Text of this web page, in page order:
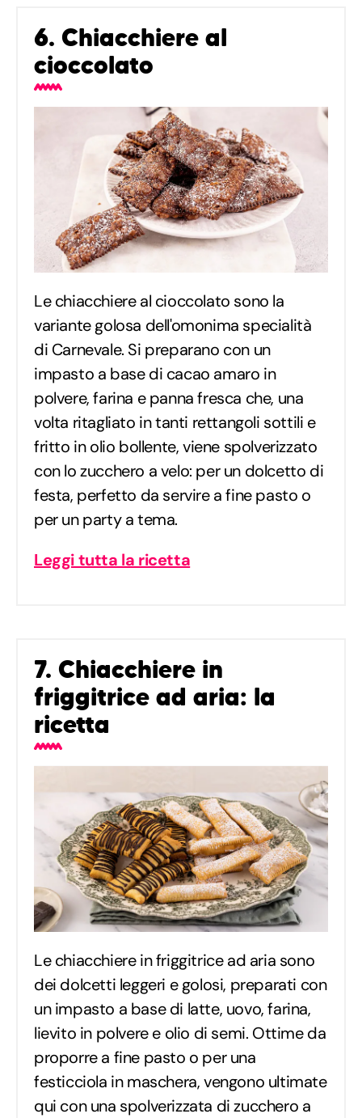
6. Chiacchiere al
cioccolato
Le chiacchiere al cioccolato sono la
variante golosa dell'omonima specialità
di Carnevale. Si preparano con un
impasto a base di cacao amaro in
polvere, farina e panna fresca che, una
volta ritagliato in tanti rettangoli sottili e
fritto in olio bollente, viene spolverizzato
con lo zucchero a velo: per un dolcetto di
festa, perfetto da servire a fine pasto o
per un party a tema.
Leggi tutta la ricetta
7. Chiacchiere in
friggitrice ad aria: la
ricetta
Le chiacchiere in friggitrice ad aria sono
dei dolcetti leggeri e golosi, preparati con
un impasto a base di latte, uovo, farina,
lievito in polvere e olio di semi. Ottime da
proporre a fine pasto o per una
festicciola in maschera, vengono ultimate
qui con una spolverizzata di zucchero a